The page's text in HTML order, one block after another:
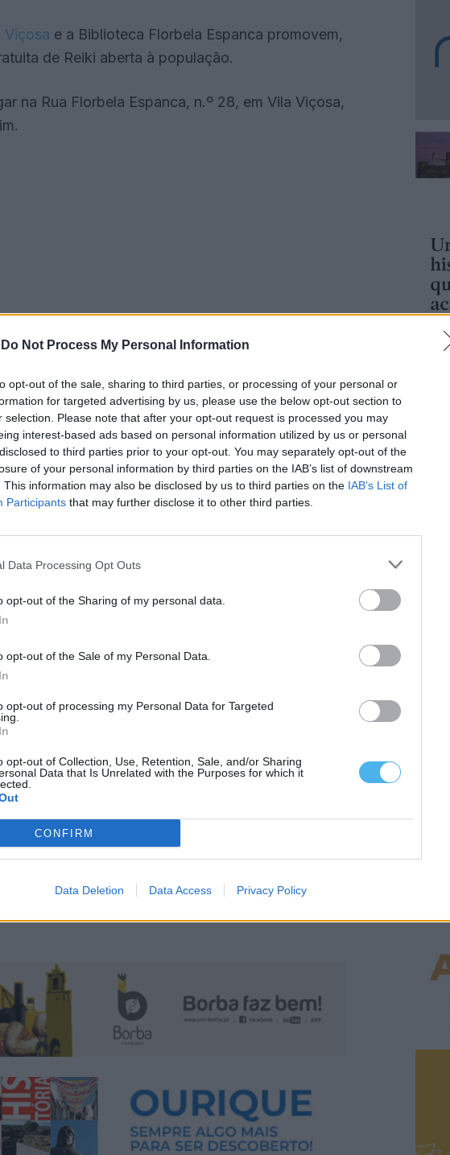
Do Not Process My Personal Information
opt-out of the sale, sharing to third parties, or processing of your personal or
for targeted advertising by us, please use the below opt-out section to
selection. Please note that after your opt-out request is processed you may
interest-based ads based on personal information utilized by us or personal
to third parties prior to your opt-out. You may separately opt-out of the
of your personal information by third parties on the IAB’s list of downstream
This information may also be disclosed by us to third parties on the IAB’s List of
Participants that may further disclose it to other third parties.
Data Processing Opt Outs
opt-out of the Sharing of my personal data.
opt-out of the Sale of my Personal Data.
opt-out of processing my Personal Data for Targeted
opt-out of Collection, Use, Retention, Sale, and/or Sharing
Data that Is Unrelated with the Purposes for which it
CONFIRM
Data Deletion Data Access Privacy Policy
Viçosa e a Biblioteca Florbela Espanca promovem,
de Reiki aberta à população.
na Rua Florbela Espanca, n.º 28, em Vila Viçosa,
sujeita a inscrição prévia e limitada à
por ordem de chegada.
formulário online disponibilizado pela
roupa confortável, água para hidratação e uma
que não possam comparecer informem
de forma a permitir a libertação da vaga para